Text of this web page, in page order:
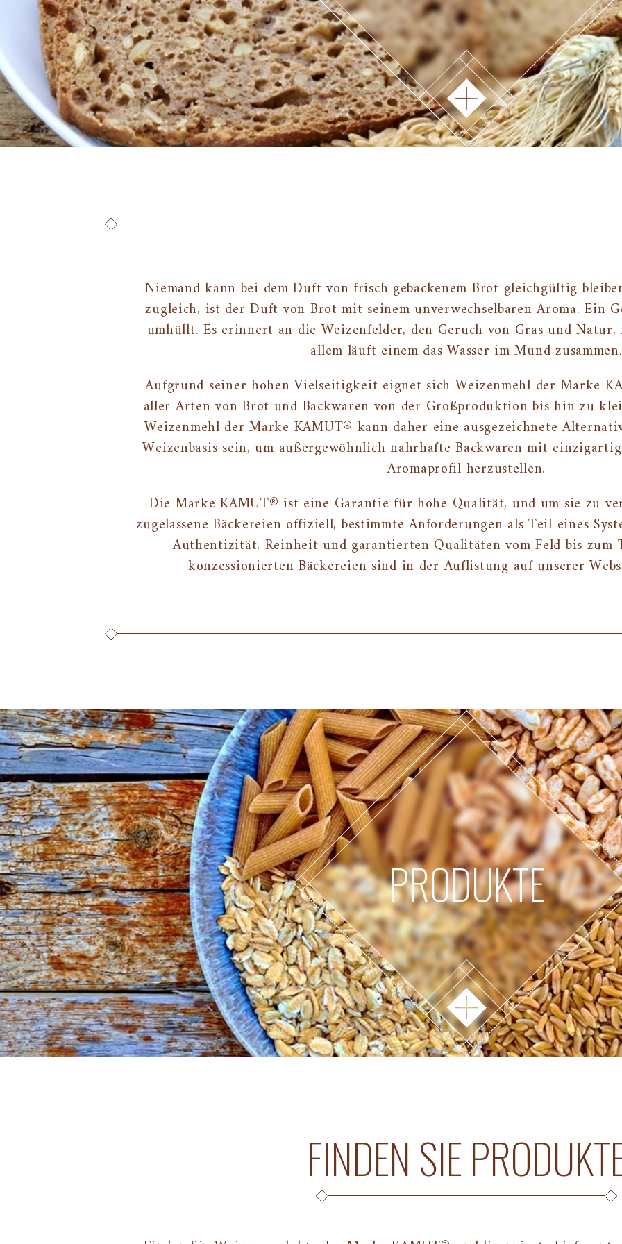
Niemand kann bei dem Duft von frisch gebackenem Brot gleichgültig
zugleich, ist der Duft von Brot mit seinem unverwechselbaren Aroma. Ein
umhüllt. Es erinnert an die Weizenfelder, den Geruch von Gras und
allem läuft einem das Wasser im Mund zusammen.
Aufgrund seiner hohen Vielseitigkeit eignet sich Weizenmehl der Marke
aller Arten von Brot und Backwaren von der Großproduktion bis hin zu
Weizenmehl der Marke KAMUT® kann daher eine ausgezeichnete
Weizenbasis sein, um außergewöhnlich nahrhafte Backwaren mit
Aromaprofil herzustellen.
Die Marke KAMUT® ist eine Garantie für hohe Qualität, und um sie zu
zugelassene Bäckereien offiziell, bestimmte Anforderungen als Teil eines
Authentizität, Reinheit und garantierten Qualitäten vom Feld bis zum
konzessionierten Bäckereien sind in der Auflistung auf unserer
PRODUKTE
FINDEN SIE